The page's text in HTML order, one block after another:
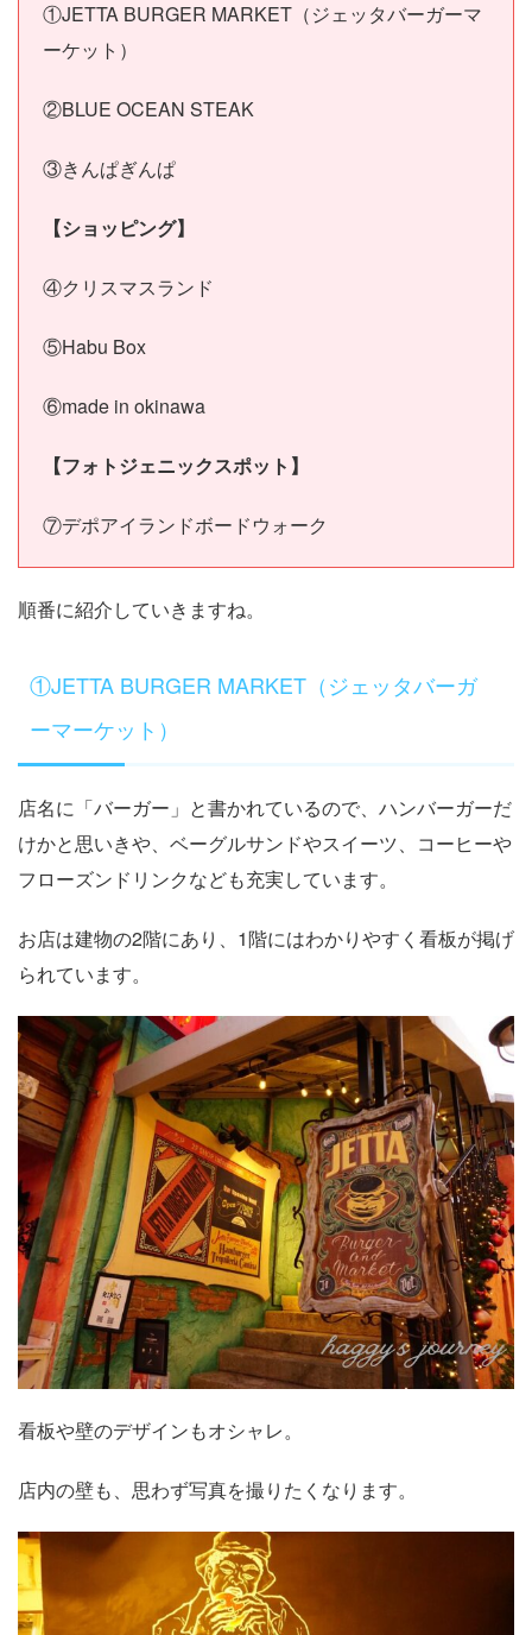
①JETTA BURGER MARKET（ジェッタバーガーマ
ーケット）
②BLUE OCEAN STEAK
③きんぱぎんぱ
【ショッピング】
④クリスマスランド
⑤Habu Box
⑥made in okinawa
【フォトジェニックスポット】
⑦デポアイランドボードウォーク
順番に紹介していきますね。
①JETTA BURGER MARKET（ジェッタバーガ
ーマーケット）
店名に「バーガー」と書かれているので、ハンバーガーだ
けかと思いきや、ベーグルサンドやスイーツ、コーヒーや
フローズンドリンクなども充実しています。
お店は建物の2階にあり、1階にはわかりやすく看板が掲げ
られています。
看板や壁のデザインもオシャレ。
店内の壁も、思わず写真を撮りたくなります。